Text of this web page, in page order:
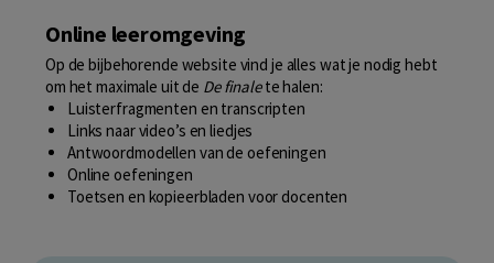
Online leeromgeving
Op de bijbehorende website vind je alles wat je nodig hebt
om het maximale uit de De finalete halen:
Luisterfragmenten en transcripten
Links naar video’s en liedjes
Antwoordmodellen van de oefeningen
Online oefeningen
Toetsen en kopieerbladen voor docenten